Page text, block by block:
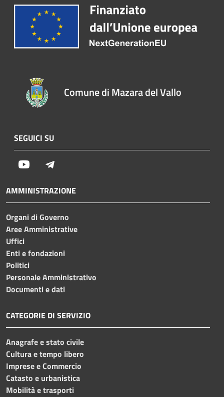
Comune di Mazara del Vallo
SEGUICI SU
Youtube
AMMINISTRAZIONE
Organi di Governo
Aree Amministrative
Uffici
Enti e fondazioni
Politici
Personale Amministrativo
Documenti e dati
CATEGORIE DI SERVIZIO
Anagrafe e stato civile
Cultura e tempo libero
Imprese e Commercio
Catasto e urbanistica
Mobilità e trasporti